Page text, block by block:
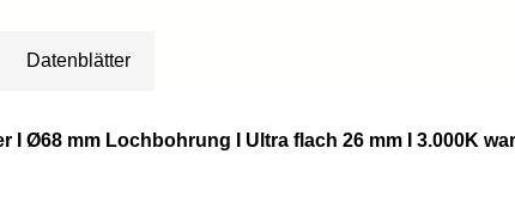
Datenblätter
Ø68 mm Lochbohrung I Ultra flach 26 mm I 3.000K